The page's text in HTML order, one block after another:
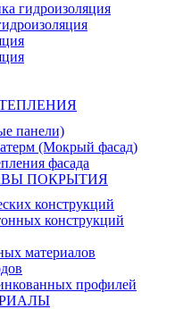
гидроизоляция
панели)
(Мокрый фасад)
фасада
ПОКРЫТИЯ
конструкций
конструкций
материалов
профилей